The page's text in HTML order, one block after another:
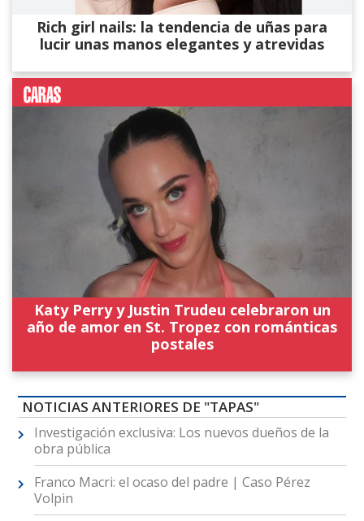
Rich girl nails: la tendencia de uñas para
lucir unas manos elegantes y atrevidas
Katy Perry y Justin Trudeu celebraron un
año de amor en St. Tropez con románticas
postales
NOTICIAS ANTERIORES DE "TAPAS"
Investigación exclusiva: Los nuevos dueños de la
obra pública
Franco Macri: el ocaso del padre | Caso Pérez
Volpin